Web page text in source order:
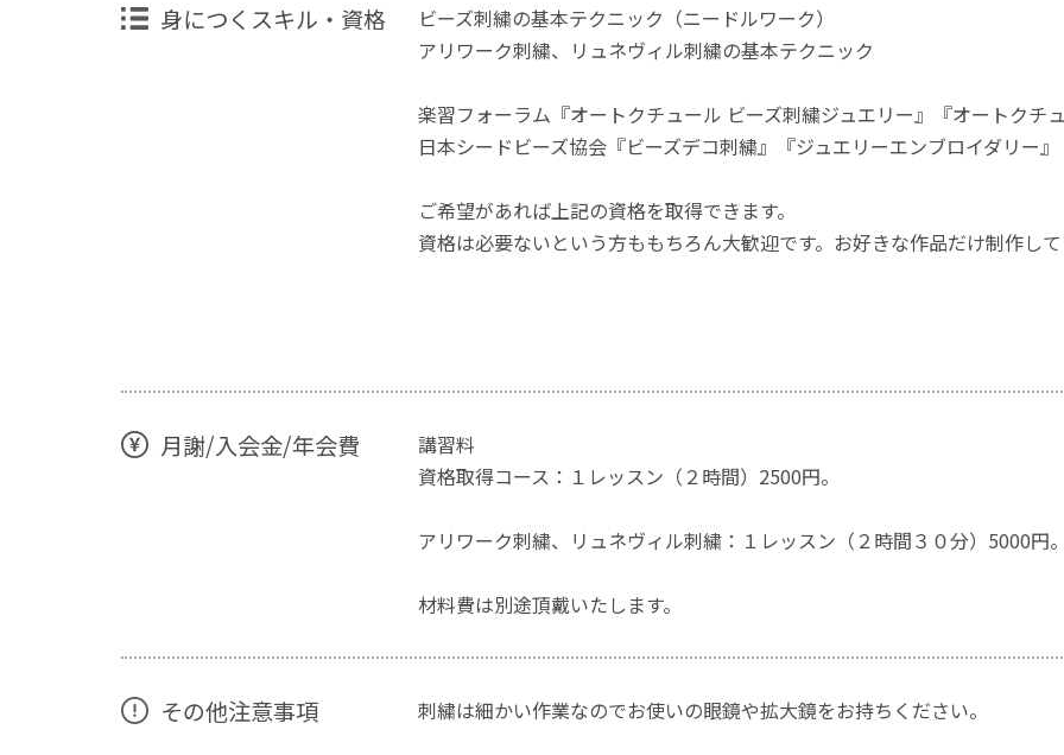
身につくスキル・資格
ビーズ刺繍の基本テクニック（ニードルワーク）
アリワーク刺繍、リュネヴィル刺繍の基本テクニック
楽習フォーラム『オートクチュール ビーズ刺繍ジュエリー』『オートクチ
日本シードビーズ協会『ビーズデコ刺繍』『ジュエリーエンブロイダリー』
ご希望があれば上記の資格を取得できます。
資格は必要ないという方ももちろん大歓迎です。お好きな作品だけ制作し
月謝/入会金/年会費
講習料
資格取得コース：１レッスン（２時間）2500円。
アリワーク刺繍、リュネヴィル刺繍：１レッスン（２時間３０分）5000円
材料費は別途頂戴いたします。
その他注意事項 刺繍は細かい作業なのでお使いの眼鏡や拡大鏡をお持ちください。